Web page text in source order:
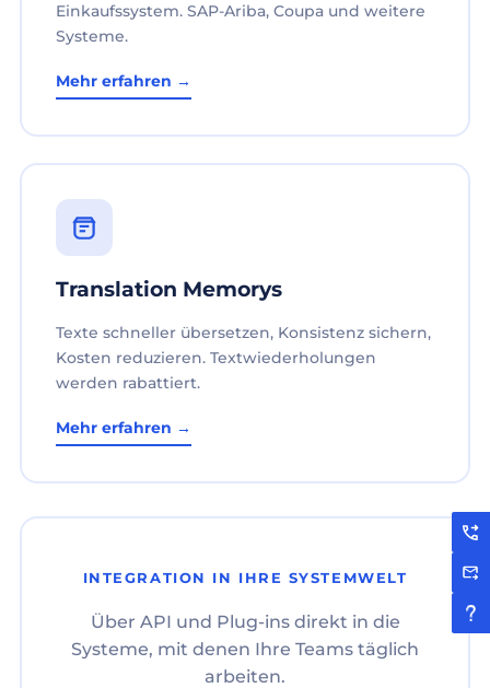
Einkaufssystem. SAP-Ariba, Coupa und weitere
Systeme.
Mehr erfahren →
Translation Memorys
Texte schneller übersetzen, Konsistenz sichern,
Kosten reduzieren. Textwiederholungen
werden rabattiert.
Mehr erfahren →
INTEGRATION IN IHRE SYSTEMWELT
Über API und Plug-ins direkt in die
Systeme, mit denen Ihre Teams täglich
arbeiten.